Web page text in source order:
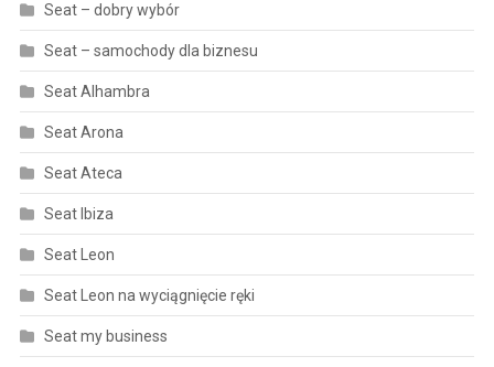
Seat – dobry wybór
Seat – samochody dla biznesu
Seat Alhambra
Seat Arona
Seat Ateca
Seat Ibiza
Seat Leon
Seat Leon na wyciągnięcie ręki
Seat my business